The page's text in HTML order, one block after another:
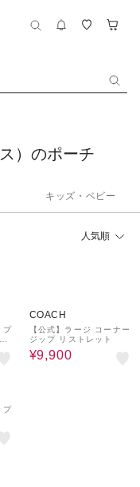
）のポーチ
キッズ・ベビー
人気順
プ
COACH
【公式】ラージ コーナー
ジップ リストレット
¥9,900
プ